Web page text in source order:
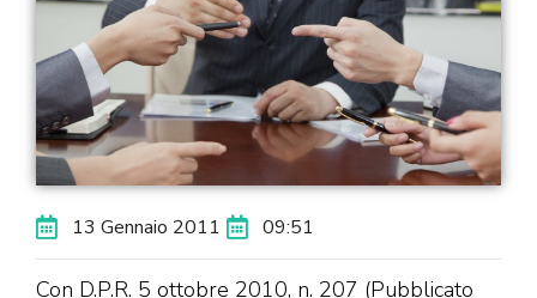
13 Gennaio 2011 09:51
Con D.P.R. 5 ottobre 2010, n. 207 (Pubblicato